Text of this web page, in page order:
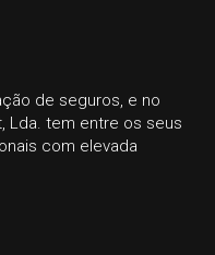
de seguros, e no
Lda. tem entre os seus
com elevada